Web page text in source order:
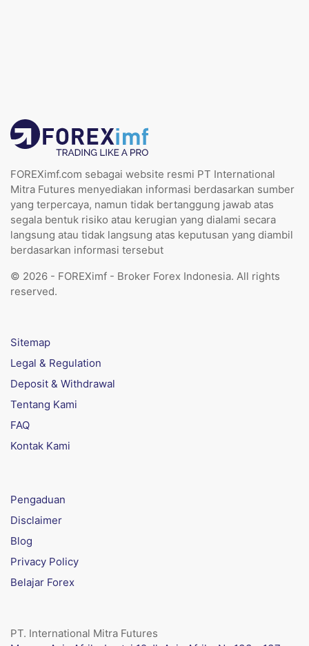
FOREXimf.com sebagai website resmi PT International
Mitra Futures menyediakan informasi berdasarkan sumber
yang terpercaya, namun tidak bertanggung jawab atas
segala bentuk risiko atau kerugian yang dialami secara
langsung atau tidak langsung atas keputusan yang diambil
berdasarkan informasi tersebut
© 2026 - FOREXimf - Broker Forex Indonesia. All rights
reserved.
Sitemap
Legal & Regulation
Deposit & Withdrawal
Tentang Kami
FAQ
Kontak Kami
Pengaduan
Disclaimer
Blog
Privacy Policy
Belajar Forex
PT. International Mitra Futures